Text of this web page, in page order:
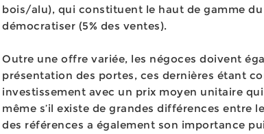
bois/alu), qui constituent le haut de gamme
démocratiser (5% des ventes).
Outre une offre variée, les négoces doivent
présentation des portes, ces dernières étant
investissement avec un prix moyen unitaire
même s’il existe de grandes différences entre
des références a également son importance